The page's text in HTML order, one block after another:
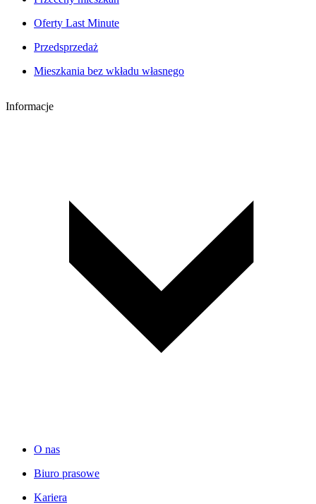
Oferty Last Minute
Przedsprzedaż
Mieszkania bez wkładu własnego
Informacje
O nas
Biuro prasowe
Kariera